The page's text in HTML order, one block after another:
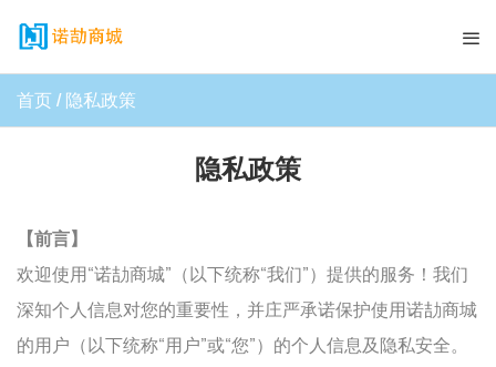
首页 隐私政策
隐私政策
【前言】
欢迎使用“诺劼商城”（以下统称“我们”）提供的服务！我们
深知个人信息对您的重要性，并庄严承诺保护使用诺劼商城
的用户（以下统称“用户”或“您”）的个人信息及隐私安全。